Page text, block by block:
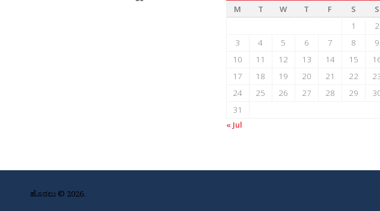
M
T W T F S
S
1
2
3
4 5 6 7 8
9
10
11 12 13 14 15
17
18 19 20 21 22
24
25 26 27 28 29
31
« Jul
ಹೊನಲು © 2026.